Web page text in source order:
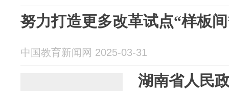
努力打造更多改革试点“样板
中国教育新闻网 2025-03-31
湖南省人民